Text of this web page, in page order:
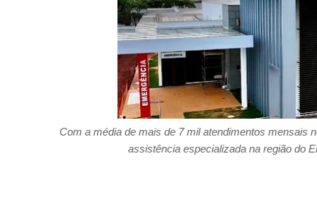
Com a média de mais de 7 mil atendimentos mensais
assistência especializada na região do